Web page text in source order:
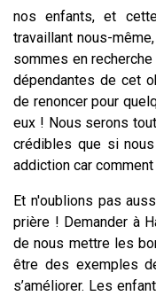
nos enfants, et
travaillant nous-
sommes en
dépendantes de cet
de renoncer pour
eux ! Nous serons
crédibles que si
addiction car
Et n'oublions pas
prière ! Demander à
de nous mettre les
être des exemples
s’améliorer. Les